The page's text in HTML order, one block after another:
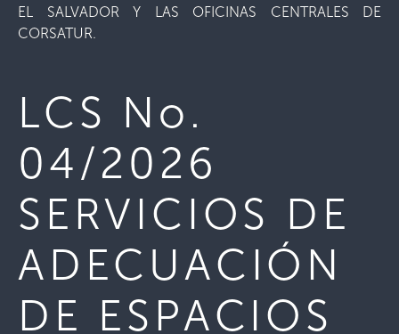
EL SALVADOR Y LAS OFICINAS CENTRALES DE
CORSATUR.
LCS No.
04/2026
SERVICIOS DE
ADECUACIÓN
DE ESPACIOS